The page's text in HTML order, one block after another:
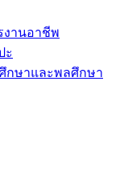
งานอาชีพ
ะ
กษาและพลศึกษา